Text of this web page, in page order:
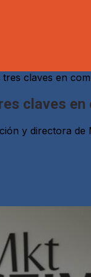
claves en
claves
y directora de